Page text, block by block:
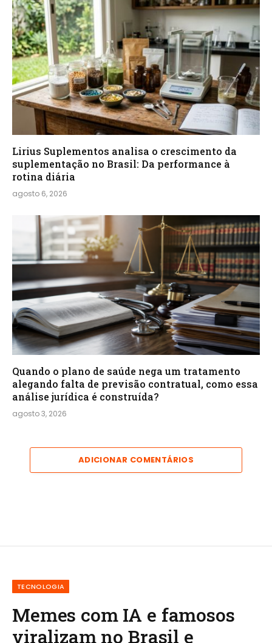
Lirius Suplementos analisa o crescimento da
suplementação no Brasil: Da performance à
rotina diária
agosto 6, 2026
Quando o plano de saúde nega um tratamento
alegando falta de previsão contratual, como essa
análise jurídica é construída?
agosto 3, 2026
ADICIONAR COMENTÁRIOS
TECNOLOGIA
Memes com IA e famosos
viralizam no Brasil e